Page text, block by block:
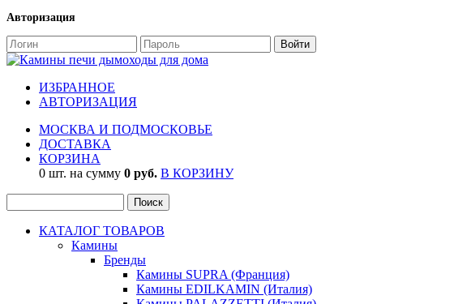
Авторизация
ИЗБРАННОЕ
АВТОРИЗАЦИЯ
МОСКВА И ПОДМОСКОВЬЕ
ДОСТАВКА
КОРЗИНА
0 шт. на сумму 0 руб. В КОРЗИНУ
КАТАЛОГ ТОВАРОВ
Камины
Бренды
Камины SUPRA (Франция)
Камины EDILKAMIN (Италия)